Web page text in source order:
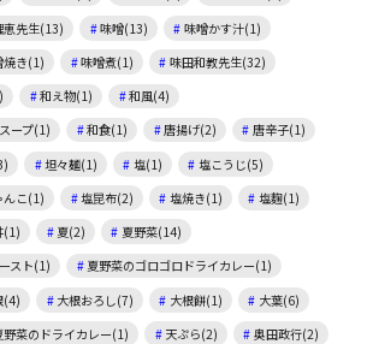
恵先生(13) 味噌(13)
味噌かす汁(1)
焼き(1) 味噌煮(1)
味田和教先生(32)
和え物(1)
和風(4)
ープ(1)
和食(1) 唐揚げ(2)
唐辛子(1)
坦々麺(1) 塩(1)
塩こうじ(5)
んこ(1) 塩昆布(2) 塩焼き(1)
塩麴(1)
(1) 夏(2)
夏野菜(14)
スト(1)
夏野菜のゴロゴロドライカレー(1)
(4) 大根おろし(7) 大根餅(1)
大葉(6)
野菜のドライカレー(1) 天ぷら(2)
奥田政行(2)